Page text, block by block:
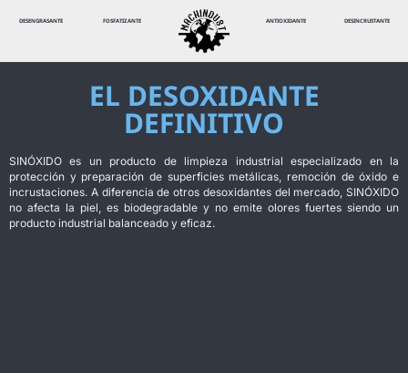
DESENGRASANTE FOSFATIZANTE ANTIOXIDANTE DESINCRUSTANTE
EL DESOXIDANTE
DEFINITIVO
SINÓXIDO es un producto de limpieza industrial especializado en la
protección y preparación de superficies metálicas, remoción de óxido e
incrustaciones. A diferencia de otros desoxidantes del mercado, SINÓXIDO
no afecta la piel, es biodegradable y no emite olores fuertes siendo un
producto industrial balanceado y eficaz.